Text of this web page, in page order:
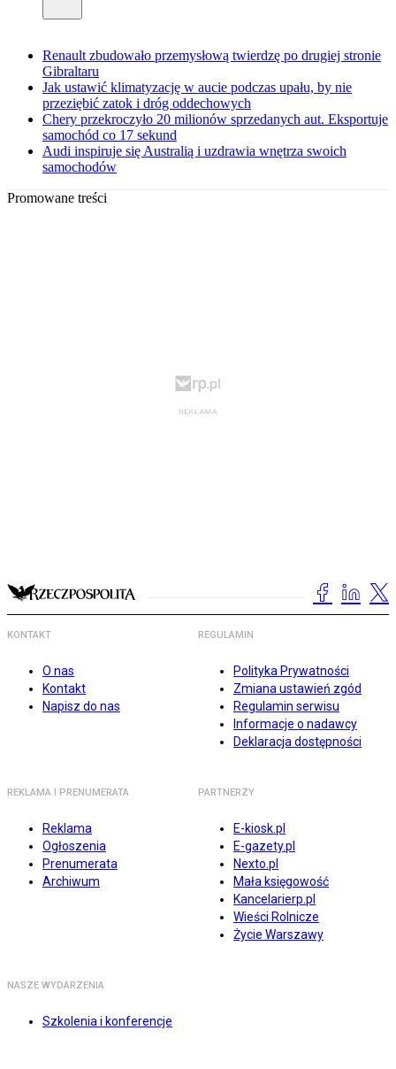
Renault zbudowało przemysłową twierdzę po drugiej stronie
Gibraltaru
Jak ustawić klimatyzację w aucie podczas upału, by nie
przeziębić zatok i dróg oddechowych
Chery przekroczyło 20 milionów sprzedanych aut. Eksportuje
samochód co 17 sekund
Audi inspiruje się Australią i uzdrawia wnętrza swoich
samochodów
Promowane treści
KONTAKT
O nas
Kontakt
Napisz do nas
REGULAMIN
Polityka Prywatności
Zmiana ustawień zgód
Regulamin serwisu
Informacje o nadawcy
Deklaracja dostępności
REKLAMA I PRENUMERATA
Reklama
Ogłoszenia
Prenumerata
Archiwum
PARTNERZY
E-kiosk.pl
E-gazety.pl
Nexto.pl
Mała księgowość
Kancelarierp.pl
Wieści Rolnicze
Życie Warszawy
NASZE WYDARZENIA
Szkolenia i konferencje